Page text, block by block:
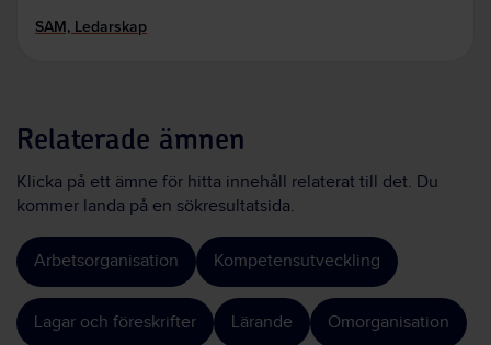
SAM, Ledarskap
Relaterade ämnen
Klicka på ett ämne för hitta innehåll relaterat till det. Du
kommer landa på en sökresultatsida.
Arbetsorganisation Kompetensutveckling
Lagar och föreskrifter Lärande Omorganisation